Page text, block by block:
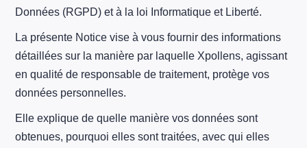
Données (RGPD) et à la loi Informatique et Liberté.
La présente Notice vise à vous fournir des informations
détaillées sur la manière par laquelle Xpollens, agissant
en qualité de responsable de traitement, protège vos
données personnelles.
Elle explique de quelle manière vos données sont
obtenues, pourquoi elles sont traitées, avec qui elles